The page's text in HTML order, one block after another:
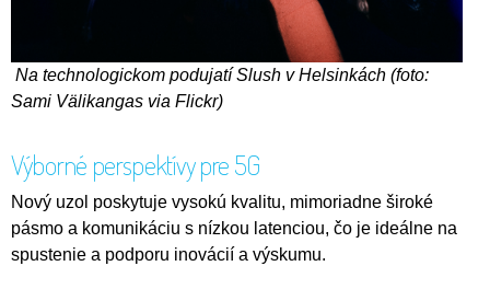
Na technologickom podujatí Slush v Helsinkách (foto:
Sami Välikangas via Flickr)
Výborné perspektívy pre 5G
Nový uzol poskytuje vysokú kvalitu, mimoriadne široké
pásmo a komunikáciu s nízkou latenciou, čo je ideálne na
spustenie a podporu inovácií a výskumu.